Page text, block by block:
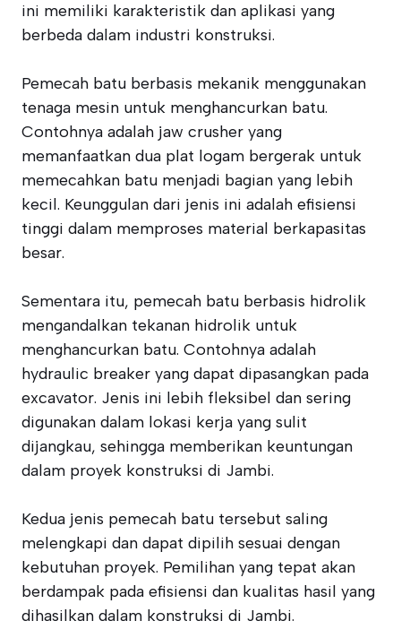
ini memiliki karakteristik dan aplikasi yang
berbeda dalam industri konstruksi.
Pemecah batu berbasis mekanik menggunakan
tenaga mesin untuk menghancurkan batu.
Contohnya adalah jaw crusher yang
memanfaatkan dua plat logam bergerak untuk
memecahkan batu menjadi bagian yang lebih
kecil. Keunggulan dari jenis ini adalah efisiensi
tinggi dalam memproses material berkapasitas
besar.
Sementara itu, pemecah batu berbasis hidrolik
mengandalkan tekanan hidrolik untuk
menghancurkan batu. Contohnya adalah
hydraulic breaker yang dapat dipasangkan pada
excavator. Jenis ini lebih fleksibel dan sering
digunakan dalam lokasi kerja yang sulit
dijangkau, sehingga memberikan keuntungan
dalam proyek konstruksi di Jambi.
Kedua jenis pemecah batu tersebut saling
melengkapi dan dapat dipilih sesuai dengan
kebutuhan proyek. Pemilihan yang tepat akan
berdampak pada efisiensi dan kualitas hasil yang
dihasilkan dalam konstruksi di Jambi.